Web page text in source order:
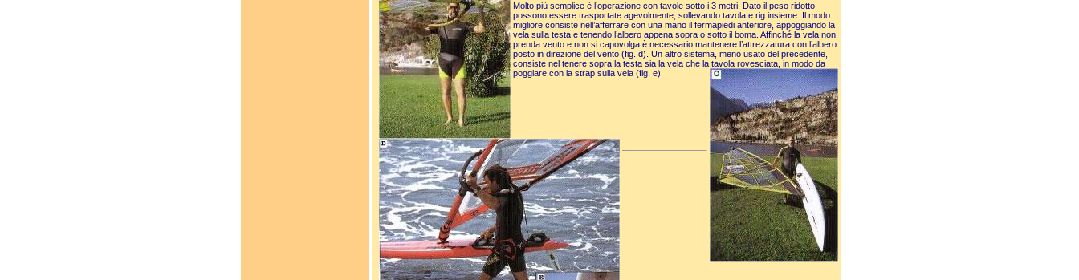
Molto più semplice è l’operazione con tavole sotto i 3 metri. Dato il peso ridotto
possono essere trasportate agevolmente, sollevando tavola e rig insieme. Il modo
migliore consiste nell’afferrare con una mano il fermapiedi anteriore, appoggiando la
vela sulla testa e tenendo l’albero appena sopra o sotto il boma. Affinché la vela non
prenda vento e non si capovolga è necessario mantenere l’attrezzatura con l’albero
posto in direzione del vento (fig. d). Un altro sistema, meno usato del precedente,
consiste nel tenere sopra la testa sia la vela che la tavola rovesciata, in modo da
poggiare con la strap sulla vela (fig. e).